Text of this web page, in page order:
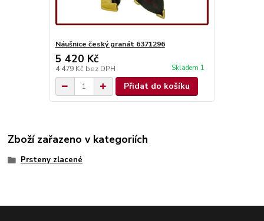
Náušnice český granát 6371296
5 420 Kč
4 479 Kč bez DPH Skladem 1
Přidat do košíku
Zboží zařazeno v kategoriích
Prsteny zlacené